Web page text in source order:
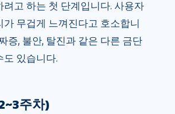
려고 하는 첫 단계입니다. 사용자
가 무겁게 느껴진다고 호소합니
증, 불안, 탈진과 같은 다른 금단
도 있습니다.
주차)